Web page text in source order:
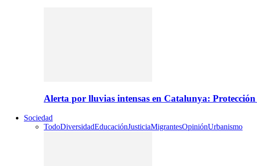
Alerta por lluvias intensas en Catalunya:
Sociedad
TodoDiversidadEducaciónJusticiaMigrantesOpiniónUrbanismo